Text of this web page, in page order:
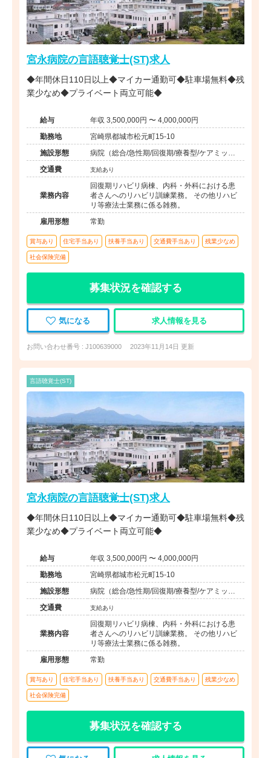
宮永病院の言語聴覚士(ST)求人
◆年間休日110日以上◆マイカー通勤可◆駐車場無料◆残
業少なめ◆プライベート両立可能◆
給与
年収 3,500,000円 〜 4,000,000円
勤務地
宮崎県都城市松元町15-10
施設形態
病院（総合/急性期/回復期/療養型/ケアミック
ス/外来）、その他（その他）
交通費 支給あり
業務内容
回復期リハビリ病棟、内科・外科における患
者さんへのリハビリ訓練業務。 その他リハビ
リ等療法士業務に係る雑務。
雇用形態
常勤
賞与あり 住宅手当あり 扶養手当あり 交通費手当あり 残業少なめ
社会保険完備
募集状況を確認する
気になる 求人情報を見る
お問い合わせ番号 : J100639000 2023年11月14日 更新
言語聴覚士(ST)
宮永病院の言語聴覚士(ST)求人
◆年間休日110日以上◆マイカー通勤可◆駐車場無料◆残
業少なめ◆プライベート両立可能◆
給与
年収 3,500,000円 〜 4,000,000円
勤務地
宮崎県都城市松元町15-10
施設形態
病院（総合/急性期/回復期/療養型/ケアミック
ス/外来）、その他（その他）
交通費 支給あり
業務内容
回復期リハビリ病棟、内科・外科における患
者さんへのリハビリ訓練業務。 その他リハビ
リ等療法士業務に係る雑務。
雇用形態
常勤
賞与あり 住宅手当あり 扶養手当あり 交通費手当あり 残業少なめ
社会保険完備
募集状況を確認する